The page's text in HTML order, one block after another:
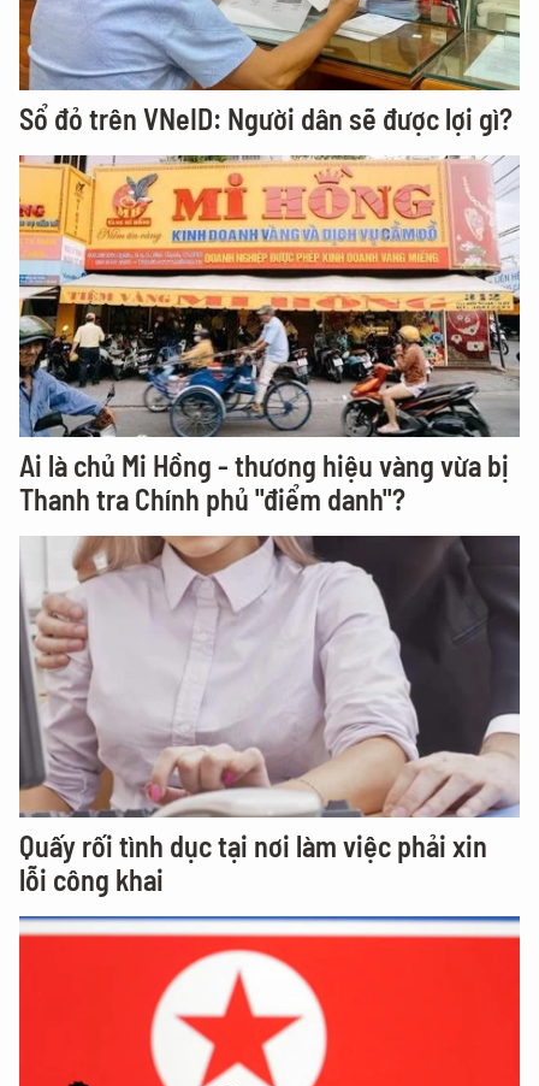
Sổ đỏ trên VNeID: Người dân sẽ được lợi gì?
Ai là chủ Mi Hồng - thương hiệu vàng vừa bị
Thanh tra Chính phủ "điểm danh"?
Quấy rối tình dục tại nơi làm việc phải xin
lỗi công khai